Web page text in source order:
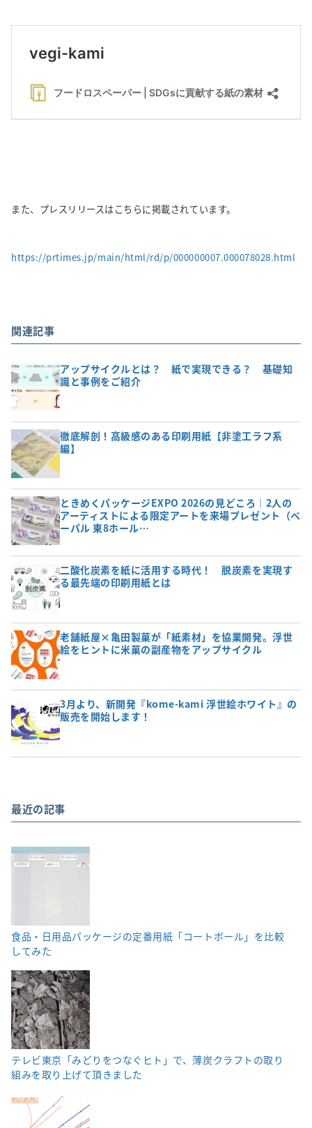
また、プレスリリースはこちらに掲載されています。
https://prtimes.jp/main/html/rd/p/000000007.000078028.html
関連記事
アップサイクルとは？ 紙で実現できる？ 基礎知
識と事例をご紹介
徹底解剖！高級感のある印刷用紙【非塗工ラフ系
編】
ときめくパッケージEXPO 2026の見どころ｜2人の
アーティストによる限定アートを来場プレゼント（ペ
ーパル 東8ホール…
二酸化炭素を紙に活用する時代！ 脱炭素を実現す
る最先端の印刷用紙とは
老舗紙屋×亀田製菓が「紙素材」を協業開発。浮世
絵をヒントに米菓の副産物をアップサイクル
3月より、新開発『kome-kami 浮世絵ホワイト』の
販売を開始します！
最近の記事
食品・日用品パッケージの定番用紙「コートボール」を比較
してみた
テレビ東京「みどりをつなぐヒト」で、薄炭クラフトの取り
組みを取り上げて頂きました